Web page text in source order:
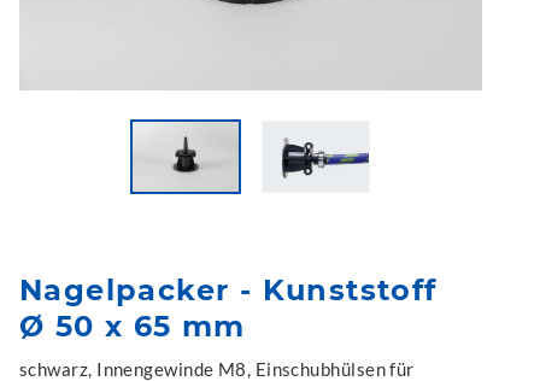
Nagelpacker - Kunststoff
Ø 50 x 65 mm
schwarz, Innengewinde M8, Einschubhülsen für